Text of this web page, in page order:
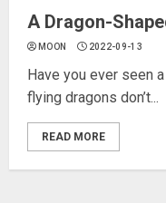
A Dragon-
MOON 2022-09-13
Have you ever seen
flying dragons don’t...
READ MORE